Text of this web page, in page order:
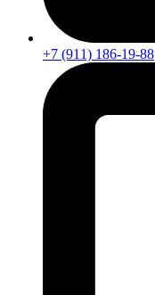
+7 (911) 186-19-88